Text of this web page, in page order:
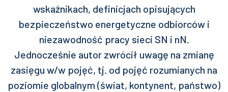
wskaźnikach, definicjach opisujących
bezpieczeństwo energetyczne odbiorców i
niezawodność pracy sieci SN i nN.
Jednocześnie autor zwrócił uwagę na zmianę
zasięgu w/w pojęć, tj. od pojęć rozumianych na
poziomie globalnym (świat, kontynent, państwo)